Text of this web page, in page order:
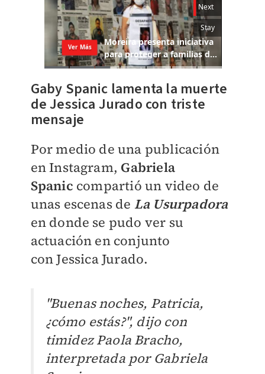
Gaby Spanic lamenta la muerte
de Jessica Jurado con triste
mensaje
Por medio de una publicación
en Instagram, Gabriela
Spanic compartió un video de
unas escenas de La Usurpadora
en donde se pudo ver su
actuación en conjunto
con Jessica Jurado.
"Buenas noches, Patricia,
¿cómo estás?", dijo con
timidez Paola Bracho,
interpretada por Gabriela